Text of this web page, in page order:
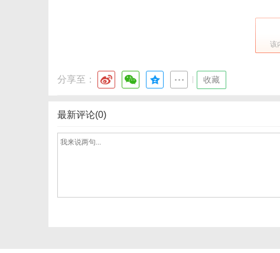
该
分享至： 收藏
最新评论(0)